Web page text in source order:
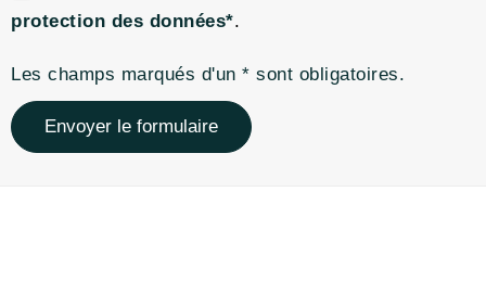
protection des données*.
Les champs marqués d'un * sont obligatoires.
Envoyer le formulaire